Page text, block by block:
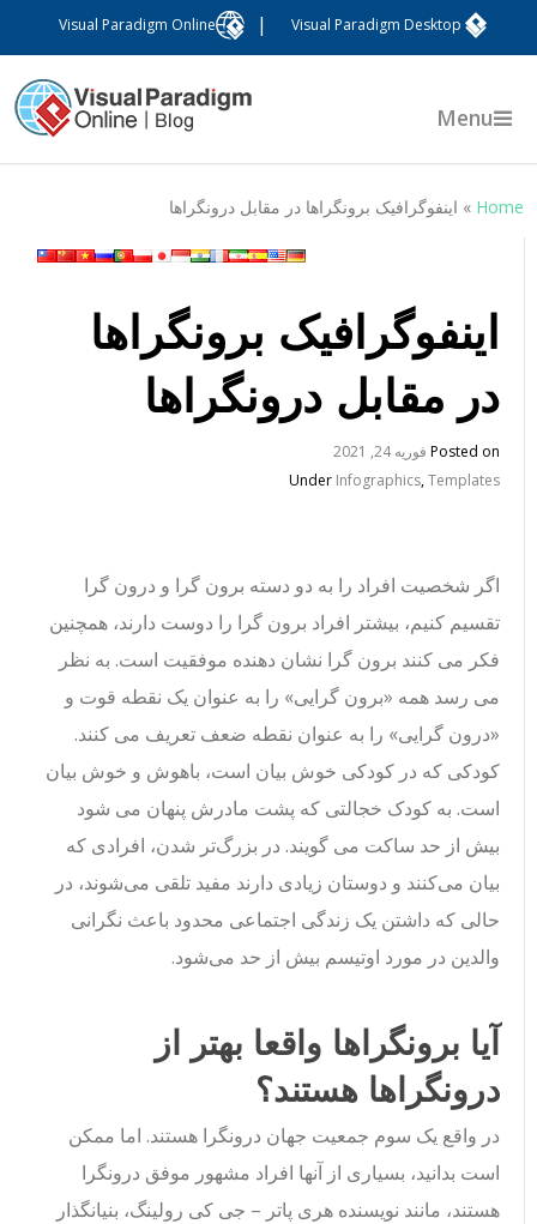
Visual Paradigm Desktop
Visual Paradigm Online
Menu
Home
» اینفوگرافیک برونگراها در مقابل درونگراها
اینفوگرافیک برونگراها
در مقابل درونگراها
Posted onفوریه 24, 2021
UnderInfographics,Templates
اگر شخصیت افراد را به دو دسته برون گرا و درون گرا
تقسیم کنیم، بیشتر افراد برون گرا را دوست دارند، همچنین
فکر می کنند برون گرا نشان دهنده موفقیت است. به نظر
می رسد همه «برون گرایی» را به عنوان یک نقطه قوت و
«درون گرایی» را به عنوان نقطه ضعف تعریف می کنند.
کودکی که در کودکی خوش بیان است، باهوش و خوش بیان
است. به کودک خجالتی که پشت مادرش پنهان می شود
بیش از حد ساکت می گویند. در بزرگ‌تر شدن، افرادی که
بیان می‌کنند و دوستان زیادی دارند مفید تلقی می‌شوند، در
حالی که داشتن یک زندگی اجتماعی محدود باعث نگرانی
والدین در مورد اوتیسم بیش از حد می‌شود.
آیا برونگراها واقعا بهتر از
درونگراها هستند؟
در واقع یک سوم جمعیت جهان درونگرا هستند. اما ممکن
است بدانید، بسیاری از آنها افراد مشهور موفق درونگرا
هستند، مانند نویسنده هری پاتر – جی کی رولینگ، بنیانگذار